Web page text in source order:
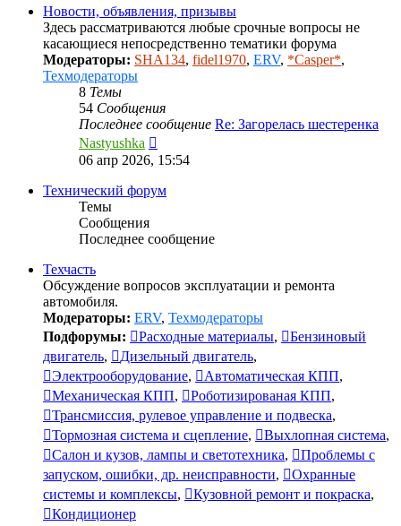
сообщению
Новости, объявления, призывы
Здесь рассматриваются любые срочные вопросы не
касающиеся непосредственно тематики форума
Модераторы: SHA134, fidel1970, ERV, *Casper*,
Техмодераторы
8 Темы
54 Сообщения
Последнее сообщение Re: Загорелась шестеренка
Nastyushka
к
сообщению
06 апр 2026, 15:54
Технический форум
Темы
Сообщения
Последнее сообщение
Техчасть
Обсуждение вопросов эксплуатации и ремонта
автомобиля.
Модераторы: ERV, Техмодераторы
Подфорумы:
Расходные материалы,
Бензиновый
двигатель, Дизельный двигатель,
Электрооборудование, Автоматическая КПП,
Механическая КПП, Роботизированая КПП,
Трансмиссия, рулевое управление и подвеска,
Тормозная система и сцепление, Выхлопная система,
Салон и кузов, лампы и светотехника,
Проблемы с
запуском, ошибки, др. неисправности,
Охранные
системы и комплексы, Кузовной ремонт и покраска,
Кондиционер